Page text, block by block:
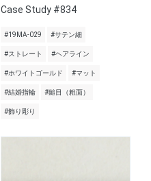
Case Study #834
#19MA-029 #サテン細
#ストレート #ヘアライン
#ホワイトゴールド #マット
#結婚指輪 #鎚目（粗面）
#飾り彫り